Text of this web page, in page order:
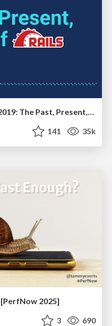
141 35k
[PerfNow 2025]
3 690